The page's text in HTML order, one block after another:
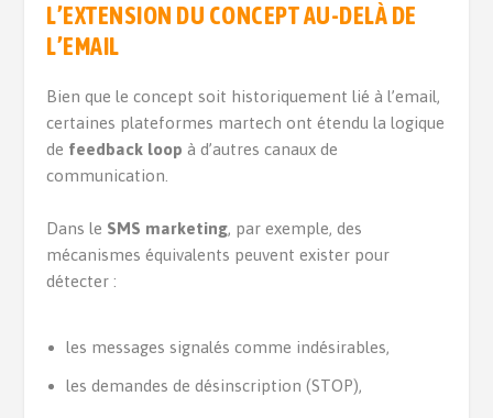
L’EXTENSION DU CONCEPT AU-DELÀ DE
L’EMAIL
Bien que le concept soit historiquement lié à l’email,
certaines plateformes martech ont étendu la logique
de feedback loop à d’autres canaux de
communication.
Dans le SMS marketing, par exemple, des
mécanismes équivalents peuvent exister pour
détecter :
les messages signalés comme indésirables,
les demandes de désinscription (STOP),